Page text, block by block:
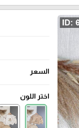
السعر
اختر اللون